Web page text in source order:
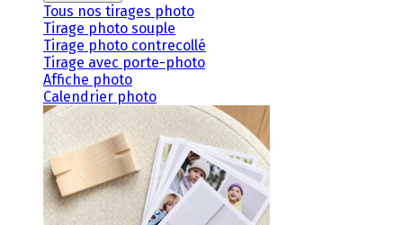
Tous nos tirages photo
Tirage photo souple
Tirage photo contrecollé
Tirage avec porte-photo
Affiche photo
Calendrier photo